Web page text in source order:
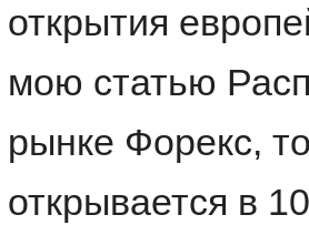
открытия
мою статью
рынке Форекс,
открывается в